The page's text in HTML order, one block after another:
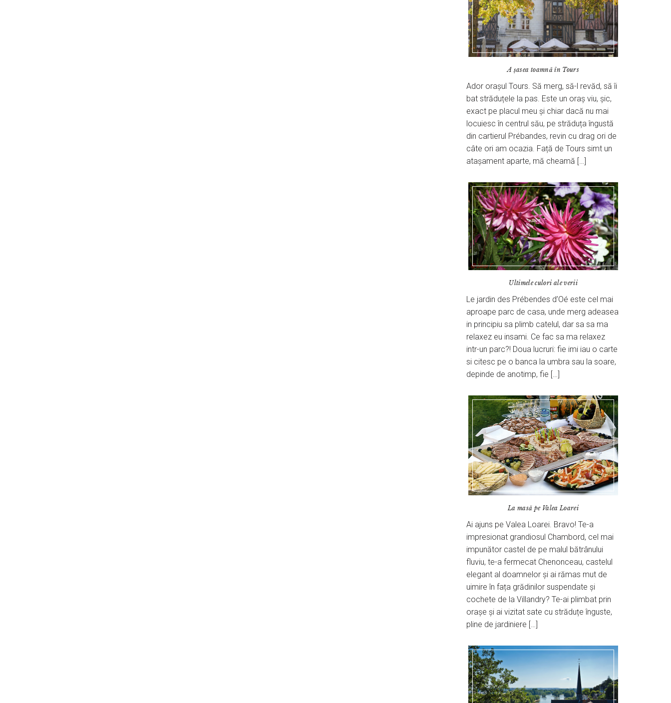
A șasea toamnă în Tours
Ador orașul Tours. Să merg, să-l revăd, să îi
bat străduțele la pas. Este un oraș viu, șic,
exact pe placul meu și chiar dacă nu mai
locuiesc în centrul său, pe străduța îngustă
din cartierul Prébandes, revin cu drag ori de
câte ori am ocazia. Față de Tours simt un
atașament aparte, mă cheamă […]
Ultimele culori ale verii
Le jardin des Prébendes d’Oé este cel mai
aproape parc de casa, unde merg adeasea
in principiu sa plimb catelul, dar sa sa ma
relaxez eu insami. Ce fac sa ma relaxez
intr-un parc?! Doua lucruri: fie imi iau o carte
si citesc pe o banca la umbra sau la soare,
depinde de anotimp, fie […]
La masă pe Valea Loarei
Ai ajuns pe Valea Loarei. Bravo! Te-a
impresionat grandiosul Chambord, cel mai
impunător castel de pe malul bătrânului
fluviu, te-a fermecat Chenonceau, castelul
elegant al doamnelor și ai rămas mut de
uimire în fața grădinilor suspendate și
cochete de la Villandry? Te-ai plimbat prin
orașe și ai vizitat sate cu străduțe înguste,
pline de jardiniere […]